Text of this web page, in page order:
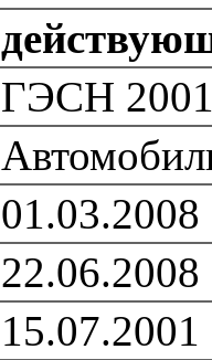
ГЭСН
01.03.2008
22.06.2008
15.07.2001